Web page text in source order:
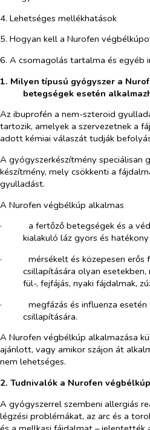
4. Lehetséges mellékhatások
5. Hogyan kell a Nurofen
6. A csomagolás tartalma és egyéb
1. Milyen típusú gyógyszer a
betegségek esetén
Az ibuprofén a nem-szteroid
tartozik, amelyek a szervezetnek a
adott kémiai válaszát tudják
A gyógyszerkészítmény speciálisan
készítmény, mely csökkenti a
gyulladást.
A Nurofen végbélkúp alkalmas
·​
a fertőző betegségek és a
kialakuló láz gyors és
·​
mérsékelt és közepesen
csillapítására olyan
fül-, fejfájás, nyaki fájdalmak,
·​
megfázás és influenza
csillapítására.
A Nurofen végbélkúp alkalmazása
ajánlott, vagy amikor szájon át
nem lehetséges.
2. Tudnivalók a Nurofen
A gyógyszerrel szembeni allergiás
légzési problémákat, az arc és a